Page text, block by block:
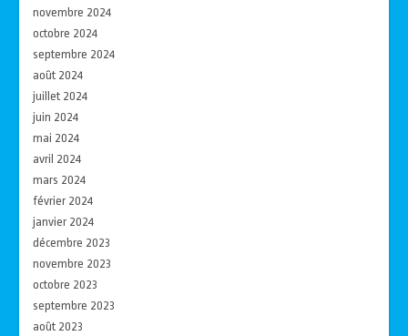
novembre 2024
octobre 2024
septembre 2024
août 2024
juillet 2024
juin 2024
mai 2024
avril 2024
mars 2024
février 2024
janvier 2024
décembre 2023
novembre 2023
octobre 2023
septembre 2023
août 2023